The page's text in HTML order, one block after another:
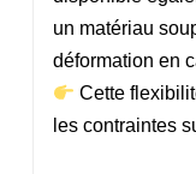
un matériau
déformation en
Cette
les contraintes